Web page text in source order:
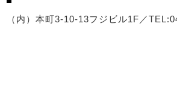
（内）本町3-10-13フジビル1F／